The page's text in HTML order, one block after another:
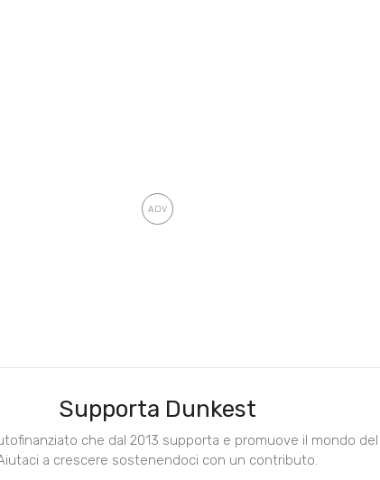
Supporta Dunkest
che dal 2013 supporta e promuove il mondo del
a crescere sostenendoci con un contributo.